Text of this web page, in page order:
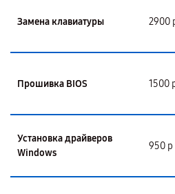
Замена клавиатуры 2900
Прошивка BIOS 1500
Установка драйверов
Windows
950 р